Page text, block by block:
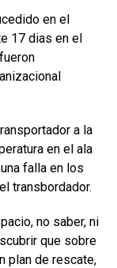
en el
17 dias en el
a la
en el ala
falla en los
transbordador.
no saber, ni
que sobre
plan de rescate,